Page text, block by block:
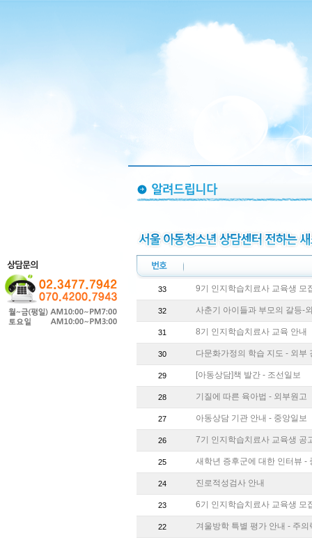
33 9기 인지학습치료사 교육생 모
32 사춘기 아이들과 부모의 갈등-
31 8기 인지학습치료사 교육 안내
30 다문화가정의 학습 지도 - 외부
29 [아동상담]책 발간 - 조선일보
28 기질에 따른 육아법 - 외부원고
27 아동상담 기관 안내 - 중앙일보
26 7기 인지학습치료사 교육생 공
25 새학년 증후군에 대한 인터뷰 -
24 진로적성검사 안내
23 6기 인지학습치료사 교육생 모
22 겨울방학 특별 평가 안내 - 주의